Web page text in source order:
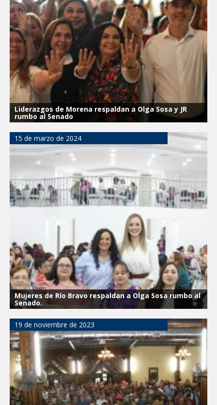
Liderazgos de Morena respaldan a Olga Sosa y JR
rumbo al Senado
15 de marzo de 2024
Mujeres de Río Bravo respaldan a Olga Sosa rumbo al
Senado.
19 de noviembre de 2023